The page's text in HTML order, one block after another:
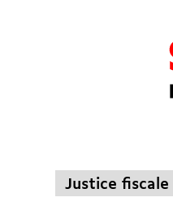
Justice